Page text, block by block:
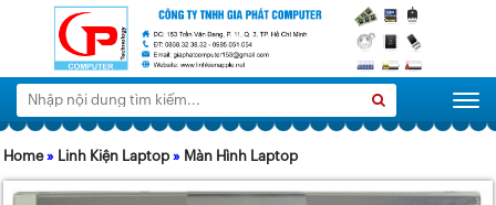
Tìm
kiếm:
Home» Linh Kiện Laptop » Màn Hình Laptop